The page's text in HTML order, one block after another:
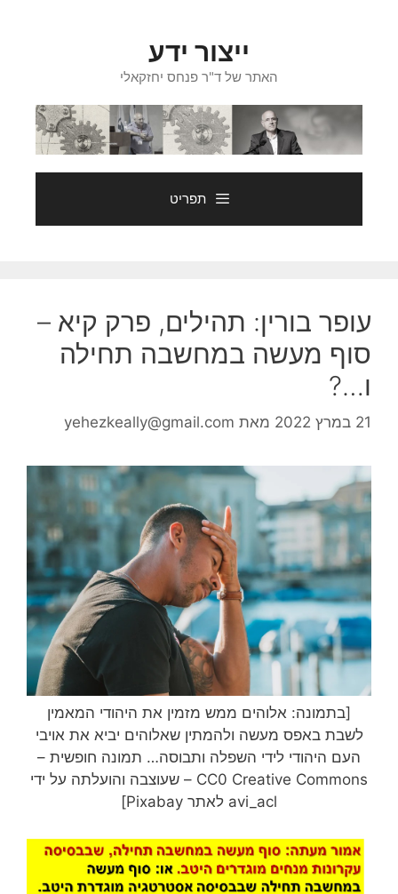
ייצור ידע
האתר של ד"ר פנחס יחזקאלי
תפריט
עופר בורין: תהילים, פרק קיא –
סוף מעשה במחשבה תחילה
ו…?
21 במרץ 2022 מאת yehezkeally@gmail.com
[בתמונה: אלוהים ממש מזמין את היהודי המאמין
לשבת באפס מעשה ולהמתין שאלוהים יביא את אויבי
העם היהודי לידי השפלה ותבוסה… תמונה חופשית –
CC0 Creative Commons – שעוצבה והועלתה על ידי
avi_acl לאתר Pixabay]